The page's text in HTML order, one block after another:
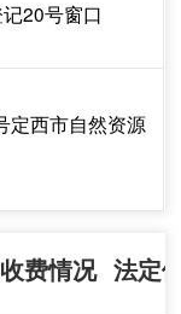
20号窗口
定西市自然资源
收费情况 法定